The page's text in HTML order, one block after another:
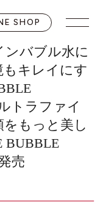
SHOP
ンバブル水に
キレイにす
トラファイ
もっと美し
BUBBLE
売